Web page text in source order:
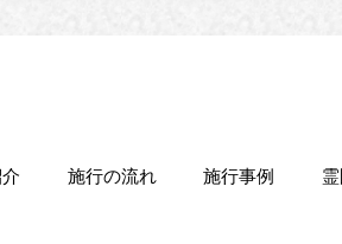
施行の流れ 施行事例